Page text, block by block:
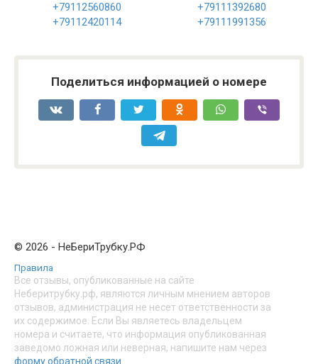
+79112560860
+79111392680
+79112420114
+79111991356
Поделиться информацией о номере
© 2026 - НеБериТрубку.РФ
Правила
Все отзывы, опубликованные на сайте
Неберитрубку.рф, являются личным мнением авторов
отзывов, администрация не несет ответственности за
их содержимое. Если Вы являетесь владельцем
номера и считаете, что информация опубликованная
заведомо ложная или неверная, напишите нам через
форму обратной связи